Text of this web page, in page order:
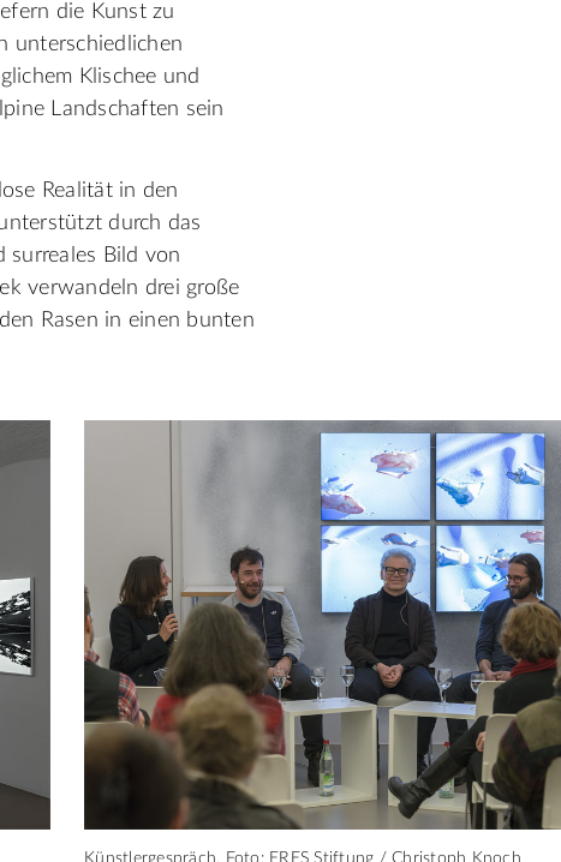
die Kunst zu
unterschiedlichen
Klischee und
Landschaften sein
Realität in den
durch das
surreales Bild von
verwandeln drei große
Rasen in einen bunten